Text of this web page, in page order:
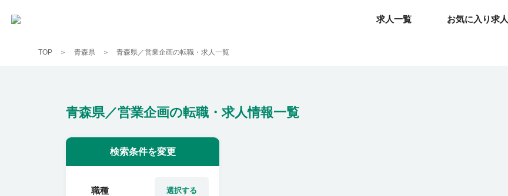
求人一覧 お気に入り求人
求人一覧 お気に入り求人
TOP 青森県 青森県／営業企画の転職・求人一覧
青森県／営業企画の転職・求人情報一覧
検索条件を変更
選択する
職種